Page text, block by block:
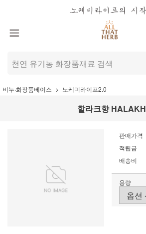
비누·화장품베이스 노케미라이프2.0
할라크향 HALAKH
판매가격
적립금
배송비
용량